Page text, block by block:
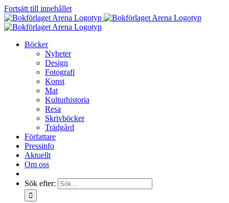
Fortsätt till innehållet
Böcker
Nyheter
Design
Fotografi
Konst
Mat
Kulturhistoria
Resa
Skrivböcker
Trädgård
Författare
Pressinfo
Aktuellt
Om oss
Sök efter: